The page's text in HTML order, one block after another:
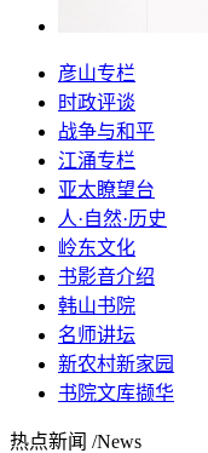
彦山专栏
时政评谈
战争与和平
江涌专栏
亚太瞭望台
人·自然·历史
岭东文化
书影音介绍
韩山书院
名师讲坛
新农村新家园
书院文库撷华
热点新闻 /News